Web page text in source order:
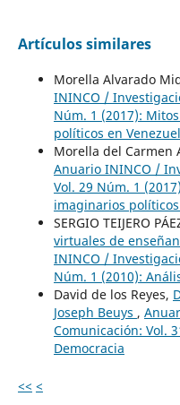
Artículos similares
Morella Alvarado
ININCO /
Núm. 1 (2017):
políticos en
Morella del Carmen
Anuario ININCO /
Vol. 29 Núm. 1
imaginarios
SERGIO TEIJERO
virtuales de
ININCO /
Núm. 1 (2010):
David de los Reyes,
Joseph Beuys ,
Comunicación: Vol.
Democracia
<< <